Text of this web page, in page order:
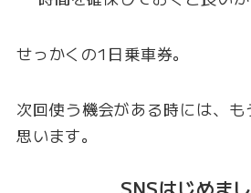
せっかくの1日乗車券。
次回使う機会がある時には、も
思います。